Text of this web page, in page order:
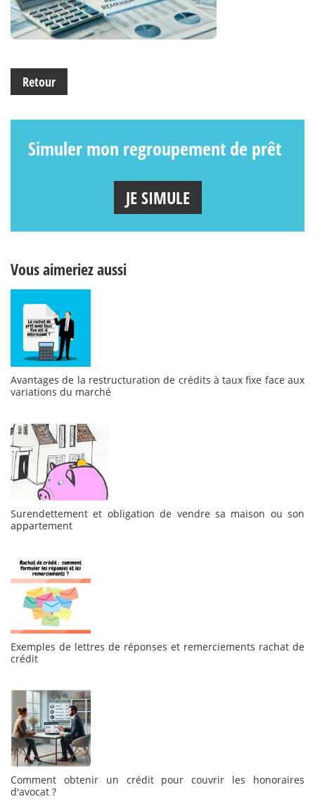
Retour
Simuler mon regroupement de prêt
JE SIMULE
Vous aimeriez aussi
Avantages de la restructuration de crédits à taux fixe face aux
variations du marché
Surendettement et obligation de vendre sa maison ou son
appartement
Exemples de lettres de réponses et remerciements rachat de
crédit
Comment obtenir un crédit pour couvrir les honoraires
d'avocat ?